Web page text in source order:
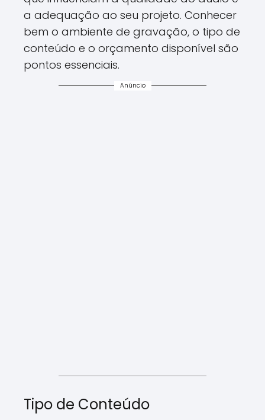
a adequação ao seu projeto. Conhecer
bem o ambiente de gravação, o tipo de
conteúdo e o orçamento disponível são
pontos essenciais.
Anúncio
Tipo de Conteúdo